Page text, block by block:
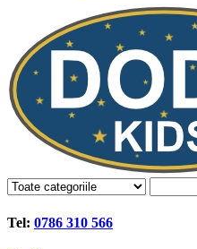
Tel: 0786 310 566